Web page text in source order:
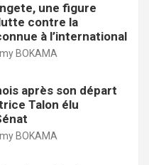
une figure
contre la
à l’international
BOKAMA
après son départ
Talon élu
BOKAMA